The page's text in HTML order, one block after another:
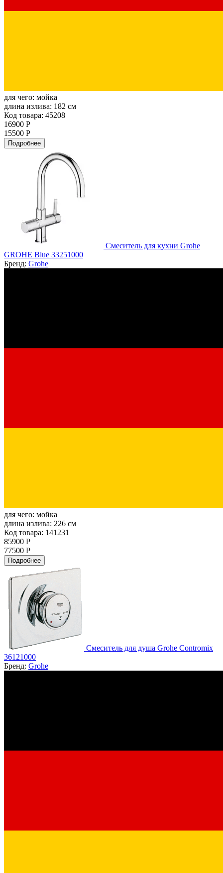
для чего: мойка
длина излива: 182 см
Код товара: 45208
16900 Р
15500 Р
Подробнее
Смеситель для кухни Grohe
GROHE Blue 33251000
Бренд: Grohe
для чего: мойка
длина излива: 226 см
Код товара: 141231
85900 Р
77500 Р
Подробнее
Смеситель для душа Grohe Contromix
36121000
Бренд: Grohe